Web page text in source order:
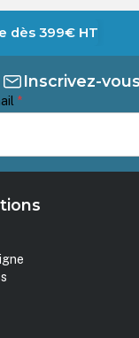
dès 399€ HT
Inscrivez-
*